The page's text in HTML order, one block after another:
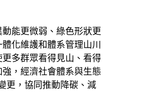
能更微弱、綠色形狀更
化維護和體系管理山川
多群眾看得見山、看得
，經濟社會體系與生態
更，協同推動降碳、減